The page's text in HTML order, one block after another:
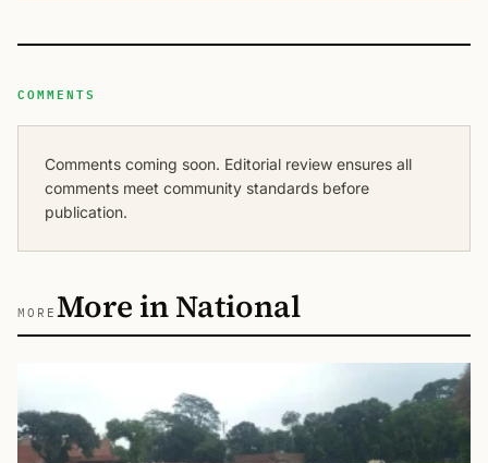
COMMENTS
Comments coming soon. Editorial review ensures all
comments meet community standards before
publication.
MORE More in National